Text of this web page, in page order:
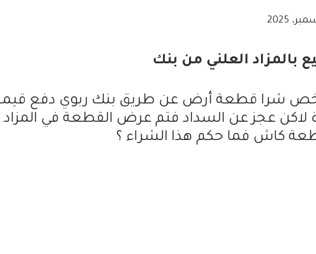
العلني من بنك
شخص شرا قطعة أرض عن طريق بنك ربوي دفع
لاكن عجز عن السداد فتم عرض القطعة في المزاد
كاش فما حكم هذا الشراء ؟